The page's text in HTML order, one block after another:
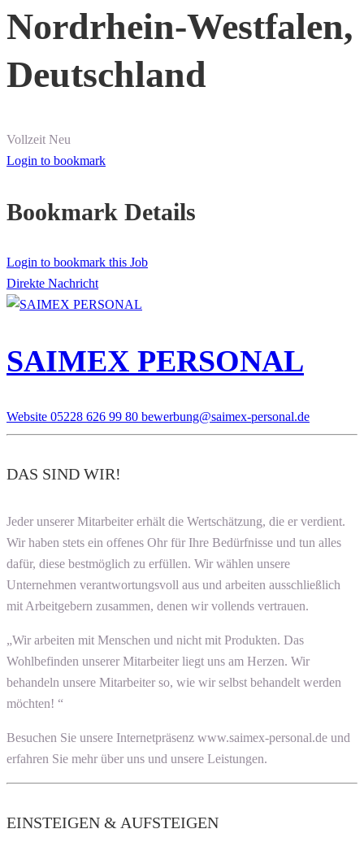
Nordrhein-Westfalen,
Deutschland
Vollzeit Neu
Login to bookmark
Bookmark Details
Login to bookmark this Job
Direkte Nachricht
SAIMEX PERSONAL
Website 05228 626 99 80 bewerbung@saimex-personal.de
DAS SIND WIR!
Jeder unserer Mitarbeiter erhält die Wertschätzung, die er verdient.
Wir haben stets ein offenes Ohr für Ihre Bedürfnisse und tun alles
dafür, diese bestmöglich zu erfüllen. Wir wählen unsere
Unternehmen verantwortungsvoll aus und arbeiten ausschließlich
mit Arbeitgebern zusammen, denen wir vollends vertrauen.
„Wir arbeiten mit Menschen und nicht mit Produkten. Das
Wohlbefinden unserer Mitarbeiter liegt uns am Herzen. Wir
behandeln unsere Mitarbeiter so, wie wir selbst behandelt werden
möchten! “
Besuchen Sie unsere Internetpräsenz www.saimex-personal.de und
erfahren Sie mehr über uns und unsere Leistungen.
EINSTEIGEN & AUFSTEIGEN